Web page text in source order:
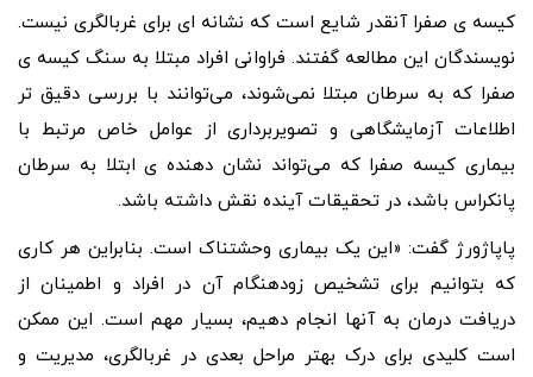
کیسه ی صفرا آنقدر شایع است که نشانه ای برای غربالگری نیست.
نویسندگان این مطالعه گفتند. فراوانی افراد مبتلا به سنگ کیسه ی
صفرا که به سرطان مبتلا نمی‌شوند، می‌توانند با بررسی دقیق‌ تر
اطلاعات آزمایشگاهی و تصویربرداری از عوامل خاص مرتبط با
بیماری کیسه صفرا که می‌تواند نشان‌ دهنده ی ابتلا به سرطان
پانکراس باشد، در تحقیقات آینده نقش داشته باشد.
پاپاژورژ گفت: «این یک بیماری وحشتناک است. بنابراین هر کاری
که بتوانیم برای تشخیص زودهنگام آن در افراد و اطمینان از
دریافت درمان به آنها انجام دهیم، بسیار مهم است. این ممکن
است کلیدی برای درک بهتر مراحل بعدی در غربالگری، مدیریت و